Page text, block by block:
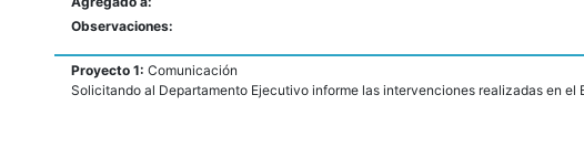
Observaciones:
Proyecto 1: Comunicación
Solicitando al Departamento Ejecutivo informe las intervenciones realizadas en